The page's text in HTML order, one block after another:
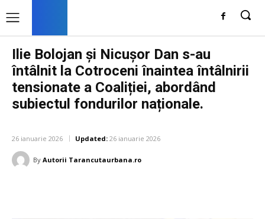
Ilie Bolojan și Nicușor Dan s-au
întâlnit la Cotroceni înaintea întâlnirii
tensionate a Coaliției, abordând
subiectul fondurilor naționale.
26 ianuarie 2026 Updated: 26 ianuarie 2026
By Autorii Tarancutaurbana.ro